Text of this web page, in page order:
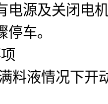
电源及关闭电
车。
料液情况下开